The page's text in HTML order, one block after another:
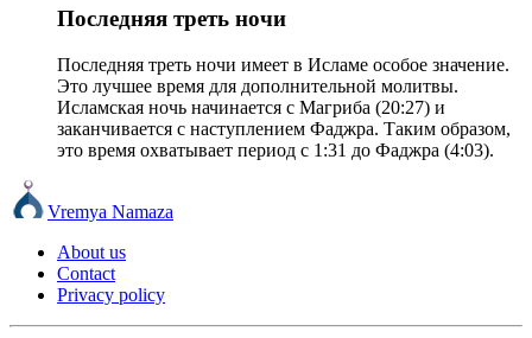
Последняя треть ночи
Последняя треть ночи имеет в Исламе особое значение.
Это лучшее время для дополнительной молитвы.
Исламская ночь начинается с Магриба (20:27) и
заканчивается с наступлением Фаджра. Таким образом,
это время охватывает период с 1:31 до Фаджра (4:03).
Vremya Namaza
About us
Contact
Privacy policy